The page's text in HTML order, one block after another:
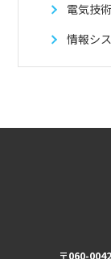
電気技術
情報シ
〒060-0042